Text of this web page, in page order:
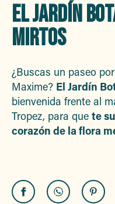
EL JARDÍN
MIRTOS
¿Buscas un paseo
Maxime? El Jardín
bienvenida frente al
Tropez, para que te
corazón de la flora